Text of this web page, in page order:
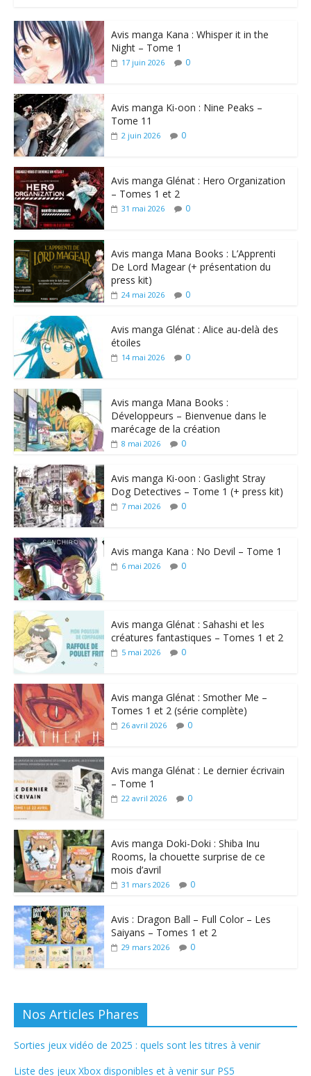
Avis manga Kana : Whisper it in the
Night – Tome 1
17 juin 2026 0
Avis manga Ki-oon : Nine Peaks –
Tome 11
2 juin 2026 0
Avis manga Glénat : Hero Organization
– Tomes 1 et 2
31 mai 2026 0
Avis manga Mana Books : L’Apprenti
De Lord Magear (+ présentation du
press kit)
24 mai 2026 0
Avis manga Glénat : Alice au-delà des
étoiles
14 mai 2026 0
Avis manga Mana Books :
Développeurs – Bienvenue dans le
marécage de la création
8 mai 2026 0
Avis manga Ki-oon : Gaslight Stray
Dog Detectives – Tome 1 (+ press kit)
7 mai 2026 0
Avis manga Kana : No Devil – Tome 1
6 mai 2026 0
Avis manga Glénat : Sahashi et les
créatures fantastiques – Tomes 1 et 2
5 mai 2026 0
Avis manga Glénat : Smother Me –
Tomes 1 et 2 (série complète)
26 avril 2026 0
Avis manga Glénat : Le dernier écrivain
– Tome 1
22 avril 2026 0
Avis manga Doki-Doki : Shiba Inu
Rooms, la chouette surprise de ce
mois d’avril
31 mars 2026 0
Avis : Dragon Ball – Full Color – Les
Saiyans – Tomes 1 et 2
29 mars 2026 0
Nos Articles Phares
Sorties jeux vidéo de 2025 : quels sont les titres à venir
Liste des jeux Xbox disponibles et à venir sur PS5